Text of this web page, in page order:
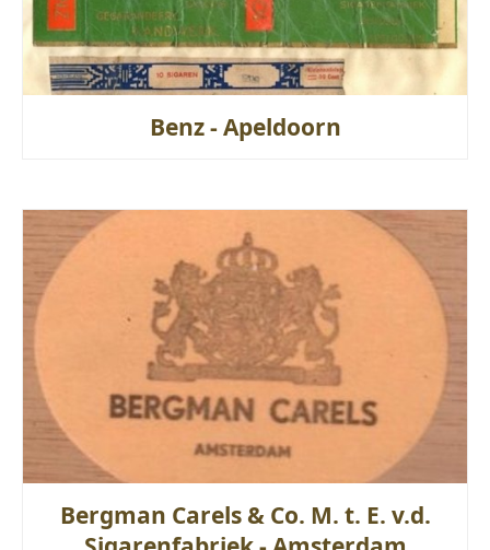
Benz - Apeldoorn
Bergman Carels & Co. M. t. E. v.d.